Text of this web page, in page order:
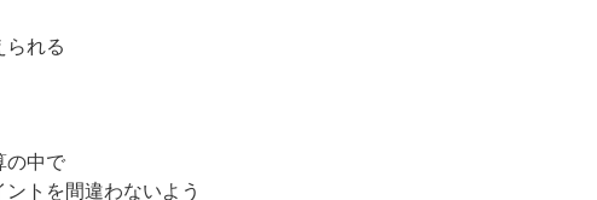
られる
の中で
ントを間違わないよう